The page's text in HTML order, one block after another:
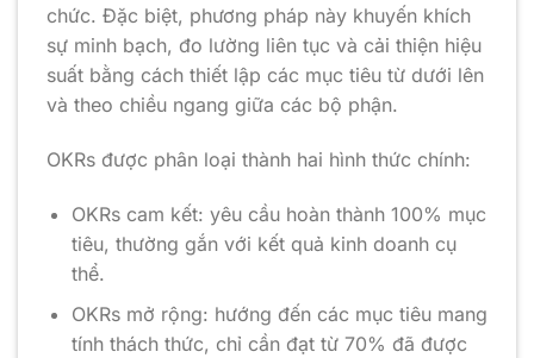
chức. Đặc biệt, phương pháp này khuyến khích
sự minh bạch, đo lường liên tục và cải thiện hiệu
suất bằng cách thiết lập các mục tiêu từ dưới lên
và theo chiều ngang giữa các bộ phận.
OKRs được phân loại thành hai hình thức chính:
OKRs cam kết: yêu cầu hoàn thành 100% mục
tiêu, thường gắn với kết quả kinh doanh cụ
thể.
OKRs mở rộng: hướng đến các mục tiêu mang
tính thách thức, chỉ cần đạt từ 70% đã được